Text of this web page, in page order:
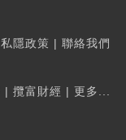
私隱政策 | 聯絡我們
| 攬富財經 | 更多...